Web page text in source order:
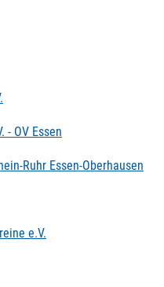
- OV Essen
Ruhr Essen-Oberhausen
e.V.